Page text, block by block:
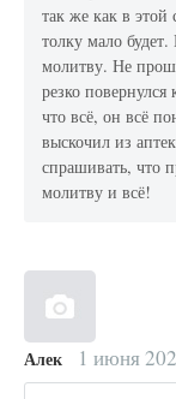
так же как в этой
толку мало
молитву. Не
резко повернулся
что всё, он всё
выскочил из
спрашивать, что
молитву и всё!
Алек 1 июня